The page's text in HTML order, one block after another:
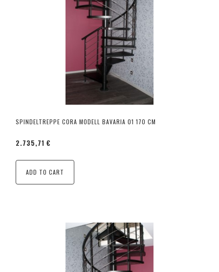
SPINDELTREPPE CORA MODELL BAVARIA 01 170 CM
2.735,71 €
ADD TO CART